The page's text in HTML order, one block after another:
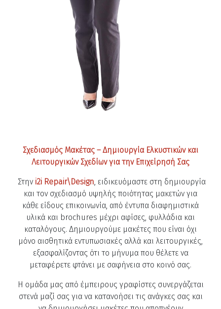
Σχεδιασμός Μακέτας – Δημιουργία Ελκυστικών και
Λειτουργικών Σχεδίων για την Επιχείρησή Σας
Στην i2i Repair\Design, ειδικευόμαστε στη δημιουργία
και τον σχεδιασμό υψηλής ποιότητας μακετών για
κάθε είδους επικοινωνία, από έντυπα διαφημιστικά
υλικά και brochures μέχρι αφίσες, φυλλάδια και
καταλόγους. Δημιουργούμε μακέτες που είναι όχι
μόνο αισθητικά εντυπωσιακές αλλά και λειτουργικές,
εξασφαλίζοντας ότι το μήνυμα που θέλετε να
μεταφέρετε φτάνει με σαφήνεια στο κοινό σας.
Η ομάδα μας από έμπειρους γραφίστες συνεργάζεται
στενά μαζί σας για να κατανοήσει τις ανάγκες σας και